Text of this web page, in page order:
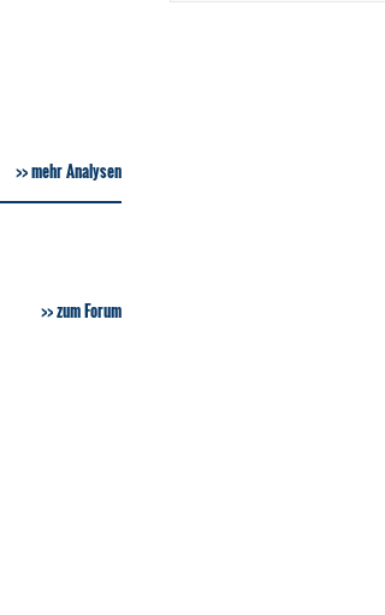
mehr Analysen
zum Forum